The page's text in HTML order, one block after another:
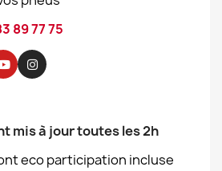
89 77 75
mis à jour toutes les 2h
eco participation incluse